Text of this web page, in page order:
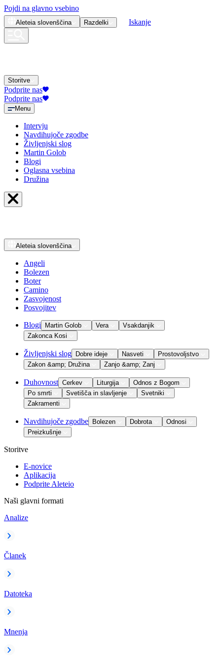
Pojdi na glavno vsebino
Aleteia slovenščina Razdelki Iskanje
Storitve
Podprite nas
Podprite nas
Menu
Intervju
Navdihujoče zgodbe
Življenjski slog
Martin Golob
Blogi
Oglasna vsebina
Družina
Aleteia slovenščina
Angeli
Bolezen
Boter
Camino
Zasvojenost
Posvojitev
Blogi Martin Golob Vera
Vsakdanjik
Zakonca Kosi
Življenjski slog Dobre ideje Nasveti
Prostovoljstvo
Zakon &amp; Družina
Zanjo &amp; Zanj
Duhovnost Cerkev Liturgija
Odnos z Bogom
Po smrti
Svetišča in slavljenje
Svetniki
Zakramenti
Navdihujoče zgodbe Bolezen Dobrota
Odnosi
Preizkušnje
Storitve
E-novice
Aplikacija
Podprite Aleteio
Naši glavni formati
Analize
Članek
Datoteka
Mnenja